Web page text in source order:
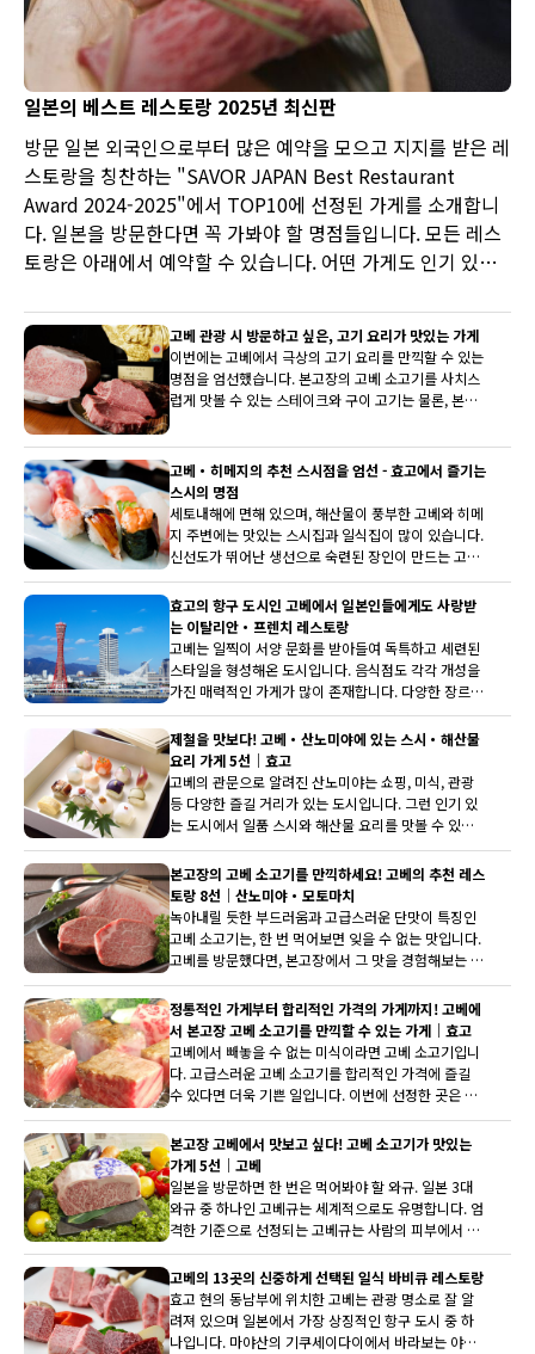
일본의 베스트 레스토랑 2025년 최신판
방문 일본 외국인으로부터 많은 예약을 모으고 지지를 받은 레
스토랑을 칭찬하는 "SAVOR JAPAN Best Restaurant
Award 2024-2025"에서 TOP10에 선정된 가게를 소개합니
다. 일본을 방문한다면 꼭 가봐야 할 명점들입니다. 모든 레스
토랑은 아래에서 예약할 수 있습니다. 어떤 가게도 인기 있는
고베 관광 시 방문하고 싶은, 고기 요리가 맛있는 가게
이번에는 고베에서 극상의 고기 요리를 만끽할 수 있는
명점을 엄선했습니다. 본고장의 고베 소고기를 사치스
럽게 맛볼 수 있는 스테이크와 구이 고기는 물론, 본격
해 미리 예약하는 것을 추천합니다!
고베・히메지의 추천 스시점을 엄선 - 효고에서 즐기는
스시의 명점
세토내해에 면해 있으며, 해산물이 풍부한 고베와 히메
지 주변에는 맛있는 스시집과 일식집이 많이 있습니다.
신선도가 뛰어난 생선으로 숙련된 장인이 만드는 고급
스시를 호화롭게 즐길 수 있는 저녁은 물론, 그 퀄리티
를 가볍게 즐길 수 있는 점심도 매력적입니다. 이번에
는 낮과 밤 모두 맛있는 스시를 즐길 수 있는 추천 가게
를 소개합니다.
효고의 항구 도시인 고베에서 일본인들에게도 사랑받
는 이탈리안・프렌치 레스토랑
고베는 일찍이 서양 문화를 받아들여 독특하고 세련된
스타일을 형성해온 도시입니다. 음식점도 각각 개성을
가진 매력적인 가게가 많이 존재합니다. 다양한 장르
중에서 이번에는 일본인도 좋아하는 이탈리안과 프렌
치를 픽업했습니다. 섬세하고 현대적인 맛으로, 지역
고객을 비롯해 폭넓은 인기를 끌고 있는 5곳의 가게를
소개합니다.
제철을 맛보다! 고베・산노미야에 있는 스시・해산물
요리 가게 5선｜효고
고베의 관문으로 알려진 산노미야는 쇼핑, 미식, 관광
등 다양한 즐길 거리가 있는 도시입니다. 그런 인기 있
는 도시에서 일품 스시와 해산물 요리를 맛볼 수 있는
가게를 소개합니다. 세련된 인테리어와 일품 요리가 풍
부한 가게 등 다양한 선택지를 모았습니다.
본고장의 고베 소고기를 만끽하세요! 고베의 추천 레스
토랑 8선｜산노미야・모토마치
녹아내릴 듯한 부드러움과 고급스러운 단맛이 특징인
고베 소고기는, 한 번 먹어보면 잊을 수 없는 맛입니다.
고베를 방문했다면, 본고장에서 그 맛을 경험해보는 것
은 어떨까요? 세련되고 멋진 공간에서 극상의 고베 소
고기를 만끽할 수 있는 가게 8곳을 선정했습니다. 산노
미야, 모토마치 지역의 역에서 가까운 가게들로, 관광
후 꼭 들러보시기 바랍니다.
정통적인 가게부터 합리적인 가격의 가게까지! 고베에
서 본고장 고베 소고기를 만끽할 수 있는 가게｜효고
고베에서 빼놓을 수 없는 미식이라면 고베 소고기입니
다. 고급스러운 고베 소고기를 합리적인 가격에 즐길
수 있다면 더욱 기쁜 일입니다. 이번에 선정한 곳은 본
고장이라서 고기에 대한 집착이 강하고, 좋은 고기를
편안하게 마음껏 맛보길 바라는 마음이 전해지는 5곳
입니다. 마음에 드는 한 곳을 찾아 꼭 방문해 보세요.
본고장 고베에서 맛보고 싶다! 고베 소고기가 맛있는
가게 5선｜고베
일본을 방문하면 한 번은 먹어봐야 할 와규. 일본 3대
와규 중 하나인 고베규는 세계적으로도 유명합니다. 엄
격한 기준으로 선정되는 고베규는 사람의 피부에서 녹
을 정도로 낮은 융점의 지방이 만들어내는 섬세한 마블
링이 특징입니다. 품격 있는 단맛을 지닌 고베규를 본
고장 고베에서 맛보지 않으시겠습니까? 여행의 기념이
될 것임이 틀림없습니다.
고베의 13곳의 신중하게 선택된 일식 바비큐 레스토랑
효고 현의 동남부에 위치한 고베는 관광 명소로 잘 알
려져 있으며 일본에서 가장 상징적인 항구 도시 중 하
나입니다. 마야산의 기쿠세이다이에서 바라보는 야경